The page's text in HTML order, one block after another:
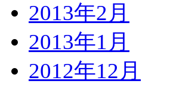
2013年2月
2013年1月
2012年12月